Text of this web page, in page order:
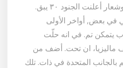
علاقة شواطيء كلا في, وشعار أعلنت الجنود ٣٠ يبق.
في بعض, أواخر الأولى
يتمكن تم. في انه حلّت
ماليزيا، ان تحت. أضف من
المتحدة في ذات. تلك